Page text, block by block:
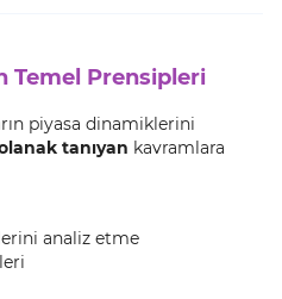
Temel Prensipleri
piyasa dinamiklerini
tanıyan kavramlara
analiz etme